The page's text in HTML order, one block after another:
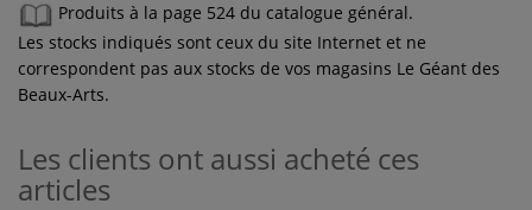
Produits à la page 524 du catalogue général.
Les stocks indiqués sont ceux du site Internet et ne
correspondent pas aux stocks de vos magasins Le Géant des
Beaux-Arts.
Les clients ont aussi acheté ces
articles